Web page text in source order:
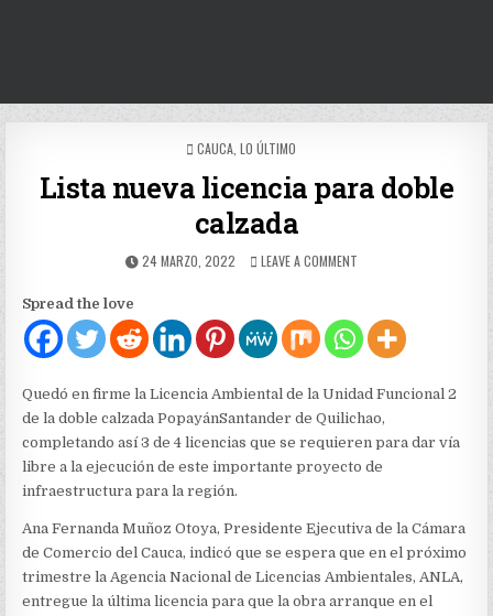
POSTED
CAUCA LO ÚLTIMO
Lista nueva licencia para doble
calzada
PUBLISHED
24 MARZO, 2022 LEAVE A COMMENTON
LICENCIA
PARA
DOBLE
Spread the love
Quedó en firme la Licencia Ambiental de la Unidad Funcional 2
de la doble calzada PopayánSantander de Quilichao,
completando así 3 de 4 licencias que se requieren para dar vía
libre a la ejecución de este importante proyecto de
infraestructura para la región.
Ana Fernanda Muñoz Otoya, Presidente Ejecutiva de la Cámara
de Comercio del Cauca, indicó que se espera que en el próximo
trimestre la Agencia Nacional de Licencias Ambientales, ANLA,
entregue la última licencia para que la obra arranque en el